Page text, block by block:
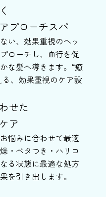
プローチスパ
い、効果重視のヘッ
ローチし、血行を促
な髪へ導きます。“癒
る、効果重視のケア設
せた
ア
悩みに合わせて最適
・ベタつき・ハリコ
る状態に最適な処方
を引き出します。